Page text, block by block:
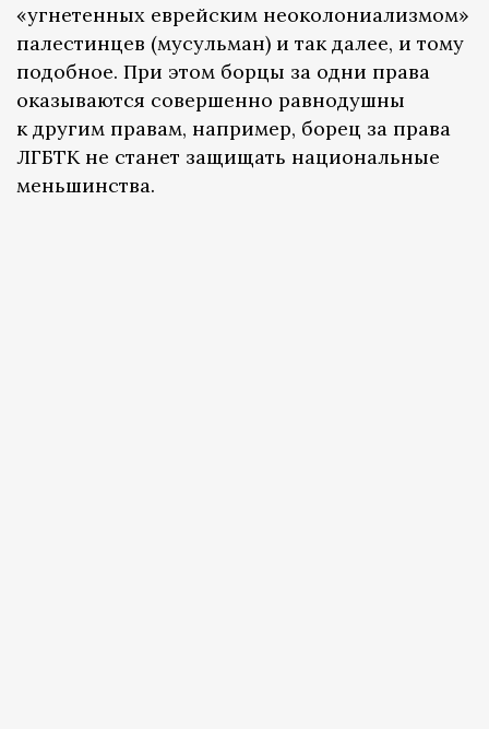
«угнетенных еврейским неоколониализмом»
палестинцев (мусульман) и так далее, и тому
подобное. При этом борцы за одни права
оказываются совершенно равнодушны
к другим правам, например, борец за права
ЛГБТК не станет защищать национальные
меньшинства.